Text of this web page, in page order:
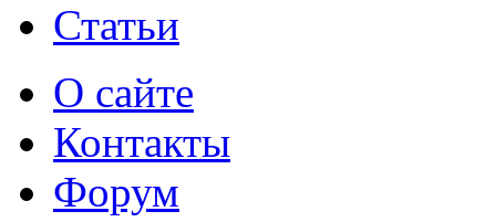
Статьи
О сайте
Контакты
Форум